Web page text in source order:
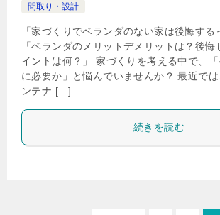
間取り・設計
「家づくりでベランダのない家は後悔する
「ベランダのメリットデメリットは？後悔
イントは何？」 家づくりを考える中で、
に必要か」と悩んでいませんか？ 最近で
ンテナ […]
続きを読む